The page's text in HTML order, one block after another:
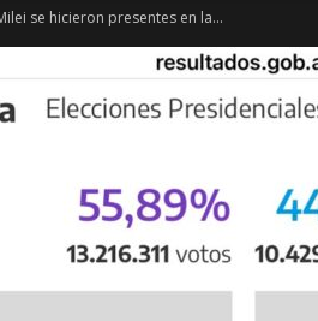
se hicieron presentes en la...